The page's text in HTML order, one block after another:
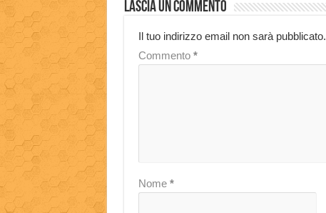
Lascia un commento
Il tuo indirizzo email non sarà pubblicato.
Commento *
Nome *